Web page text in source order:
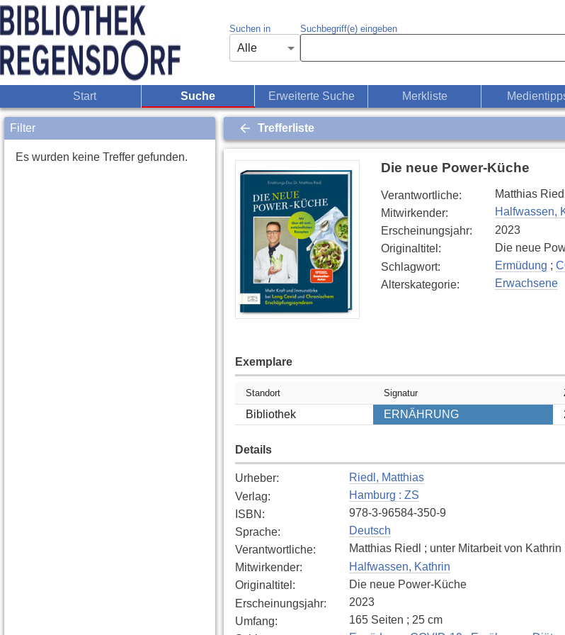
Suchen in
Alle
Suchbegriff(e) eingeben
Start Suche Erweiterte Suche Merkliste
Filter
Es wurden keine Treffer gefunden.
Trefferliste
Die neue Power-Küche
Verantwortliche:
Matthias
Mitwirkender:
Halfwassen,
Erscheinungsjahr:
2023
Originaltitel :
Die neue
Schlagwort: Ermüdung ;
Alterskategorie: Erwachsene
Exemplare
Standort Signatur
Bibliothek ERNÄHRUNG
Details
Urheber:
Riedl, Matthias
Verlag:
Hamburg : ZS
ISBN :
978-3-96584-350-9
Sprache:
Deutsch
Verantwortliche:
Matthias Riedl ; unter Mitarbeit von
Mitwirkender:
Halfwassen, Kathrin
Originaltitel :
Die neue Power-Küche
Erscheinungsjahr:
2023
Umfang:
165 Seiten ; 25 cm